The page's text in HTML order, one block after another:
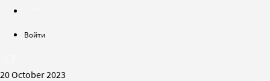
Войти
20 October 2023